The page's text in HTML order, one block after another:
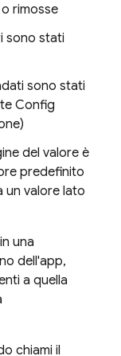
rimosse
sono stati
sono stati
Config
del valore è
predefinito
un valore lato
una
dell'app,
a quella
chiami il